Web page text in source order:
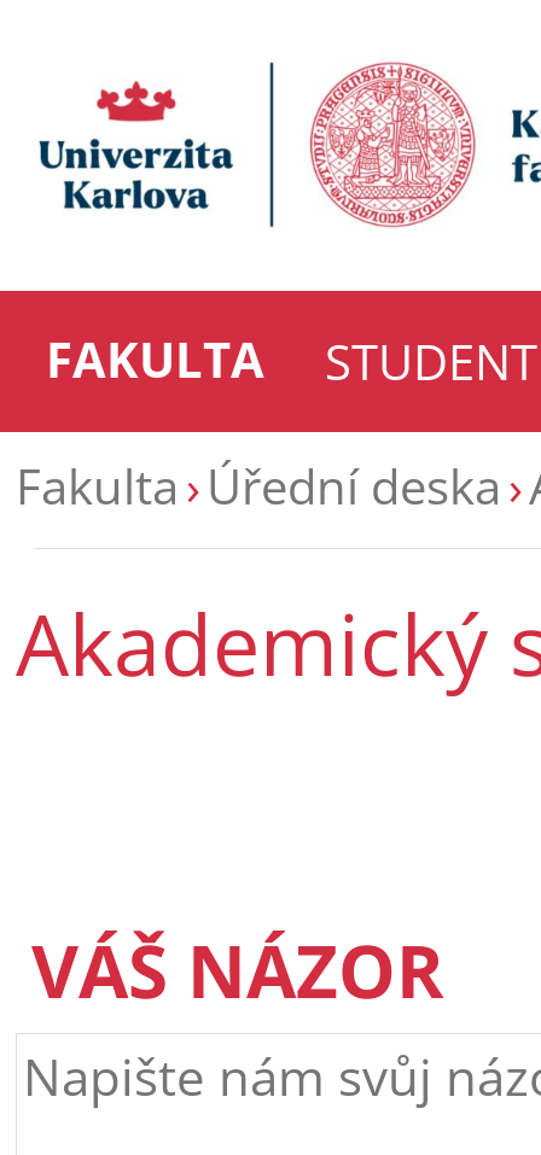
FAKULTA
STUDENT
Fakulta Úřední deska
Akademický
VÁŠ NÁZOR